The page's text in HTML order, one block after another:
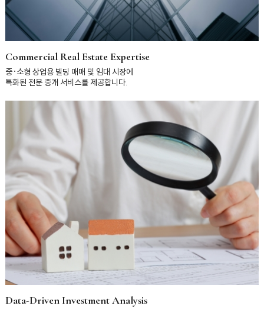
Commercial Real Estate Expertise
중·소형 상업용 빌딩 매매 및 임대 시장에
특화된 전문 중개 서비스를 제공합니다.
Data-Driven Investment Analysis